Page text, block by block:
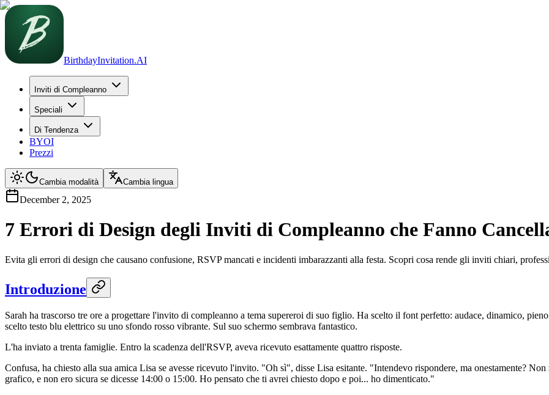
BirthdayInvitation.AI
Inviti di Compleanno
Speciali
Di Tendenza
BYOI
Prezzi
Cambia modalità Cambia lingua
December 2, 2025
7 Errori di Design degli Inviti di Compleanno che Fanno
Evita gli errori di design che causano confusione, RSVP mancati e incidenti imbarazzanti alla festa. Scopri cosa rende gli inviti chiari,
Introduzione
Sarah ha trascorso tre ore a progettare l'invito di compleanno a tema supereroi di suo figlio. Ha scelto il font perfetto: audace, dinamico,
scelto testo blu elettrico su uno sfondo rosso vibrante. Sul suo schermo sembrava fantastico.
L'ha inviato a trenta famiglie. Entro la scadenza dell'RSVP, aveva ricevuto esattamente quattro risposte.
Confusa, ha chiesto alla sua amica Lisa se avesse ricevuto l'invito. "Oh sì", disse Lisa esitante. "Intendevo rispondere, ma onestamente?
grafico, e non ero sicura se dicesse 14:00 o 15:00. Ho pensato che ti avrei chiesto dopo e poi... ho dimenticato."